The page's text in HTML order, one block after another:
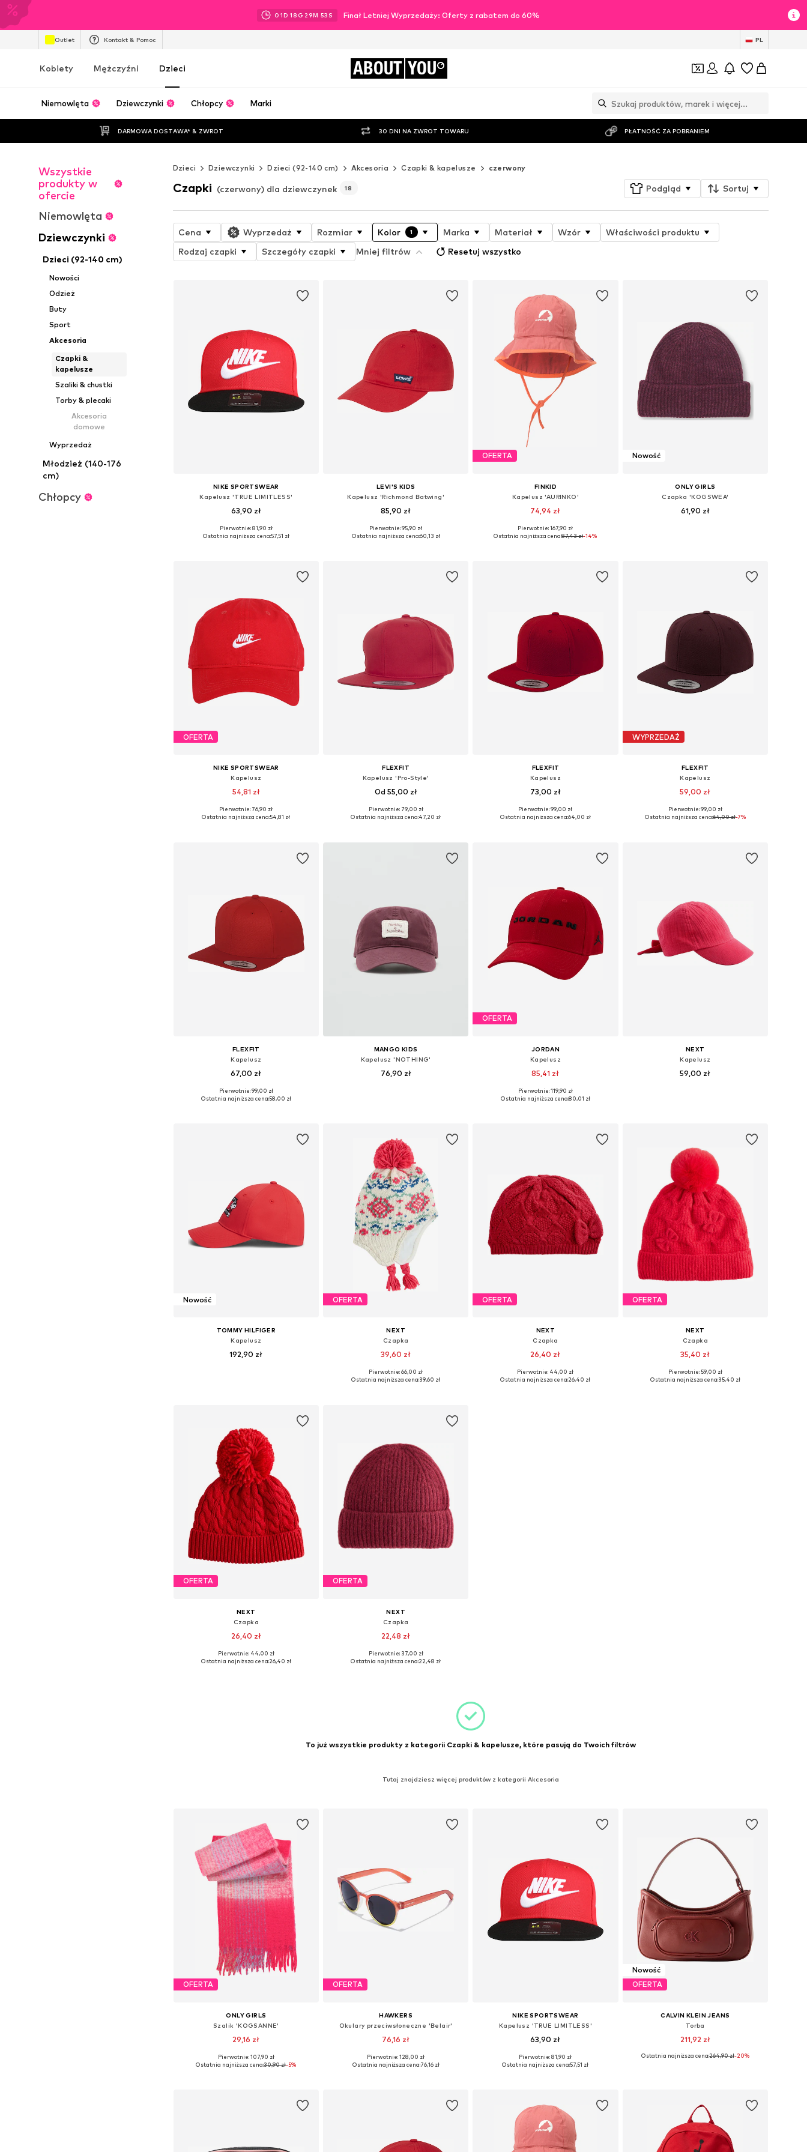
01D 18 G 29M 52 S Finał Letniej Wyprzedaży: Oferty z rabatem do 60%
Outlet Kontakt & Pomoc PL
Kobiety Mężczyźni Dzieci ABOUT YOU
Niemowlęta Dziewczynki Chłopcy Marki
DARMOWA DOSTAWA* & ZWROT 30 DNI NA ZWROT TOWARU PŁATNOŚĆ ZA POBRANIEM
Wszystkie
produkty w
ofercie
Niemowlęta
Dziewczynki
Dzieci (92-140 cm)
Nowości
Odzież
Buty
Sport
Akcesoria
Czapki &
kapelusze
Szaliki & chustki
Torby & plecaki
Akcesoria
domowe
Wyprzedaż
Młodzież (140-176
cm)
Chłopcy
Dzieci Dziewczynki Dzieci (92-140 cm) Akcesoria Czapki & kapelusze czerwony
Czapki (czerwony) dla dziewczynek 18 Podgląd Sortuj
Cena Wyprzedaż Rozmiar Kolor 1 Marka Materiał Wzór
Właściwości produktu
Rodzaj czapki
Szczegóły czapki Mniej filtrów Resetuj wszystko
NIKE SPORTSWEAR
Kapelusz 'TRUE LIMITLESS'
63,90 zł
Dostępne rozmiary: 48-54
Pierwotnie: 81,90 zł
Ostatnia najniższa cena:57,51 zł
LEVI'S KIDS
Kapelusz 'Richmond Batwing'
85,90 zł
Dostępne rozmiary: 48-54
Pierwotnie: 95,90 zł
Ostatnia najniższa cena:60,13 zł
OFERTA
FINKID
Kapelusz 'AURINKO'
74,94 zł
Dostępne rozmiary: 50-52, 52-54
Pierwotnie: 167,90 zł
Ostatnia najniższa cena:87,43 zł-14%
Nowość
ONLY GIRLS
Czapka 'KOGSWEA'
61,90 zł
OFERTA
NIKE SPORTSWEAR
Kapelusz
54,81 zł
Dostępne rozmiary: 48-54
Pierwotnie: 76,90 zł
Ostatnia najniższa cena:54,81 zł
FLEXFIT
Kapelusz 'Pro-Style'
Od 55,00 zł
+1
Dostępne rozmiary: 50-52, 54-56
Pierwotnie: 79,00 zł
Ostatnia najniższa cena:47,20 zł
FLEXFIT
Kapelusz
73,00 zł
+17
Dostępne rozmiary: 48-54
Pierwotnie: 99,00 zł
Ostatnia najniższa cena:64,00 zł
WYPRZEDAŻ
FLEXFIT
Kapelusz
59,00 zł
+17
Dostępne rozmiary: 48-54
Pierwotnie: 99,00 zł
Ostatnia najniższa cena:64,00 zł-7%
FLEXFIT
Kapelusz
67,00 zł
+17
Dostępne rozmiary: 48-54
Pierwotnie: 99,00 zł
Ostatnia najniższa cena:58,00 zł
MANGO KIDS
Kapelusz 'NOTHING'
76,90 zł
OFERTA
JORDAN
Kapelusz
85,41 zł
Dostępne rozmiary: 54-56
Pierwotnie: 119,90 zł
Ostatnia najniższa cena:80,01 zł
NEXT
Kapelusz
59,00 zł
Nowość
TOMMY HILFIGER
Kapelusz
192,90 zł
OFERTA
NEXT
Czapka
39,60 zł
Dostępne rozmiary: 50
Pierwotnie: 66,00 zł
Ostatnia najniższa cena:39,60 zł
OFERTA
NEXT
Czapka
26,40 zł
Dostępne rozmiary: 47
Pierwotnie: 44,00 zł
Ostatnia najniższa cena:26,40 zł
OFERTA
NEXT
Czapka
35,40 zł
Dostępne rozmiary: 50
Pierwotnie: 59,00 zł
Ostatnia najniższa cena:35,40 zł
OFERTA
NEXT
Czapka
26,40 zł
Dostępne rozmiary: 48
Pierwotnie: 44,00 zł
Ostatnia najniższa cena:26,40 zł
OFERTA
NEXT
Czapka
22,48 zł
+1
Dostępne rozmiary: 56
Pierwotnie: 37,00 zł
Ostatnia najniższa cena:22,48 zł
To już wszystkie produkty z kategorii Czapki & kapelusze, które pasują do Twoich filtrów
Tutaj znajdziesz więcej produktów z kategorii Akcesoria
OFERTA
ONLY GIRLS
Szalik 'KOGSANNE'
29,16 zł
Dostępne rozmiary: One Size
Pierwotnie: 107,90 zł
Ostatnia najniższa cena:30,90 zł-5%
OFERTA
HAWKERS
Okulary przeciwsłoneczne 'Belair'
76,16 zł
Dostępne rozmiary: Onesize
Pierwotnie: 128,00 zł
Ostatnia najniższa cena:76,16 zł
NIKE SPORTSWEAR
Kapelusz 'TRUE LIMITLESS'
63,90 zł
Dostępne rozmiary: 48-54
Pierwotnie: 81,90 zł
Ostatnia najniższa cena:57,51 zł
Nowość
OFERTA
CALVIN KLEIN JEANS
Torba
211,92 zł
Dostępne rozmiary: One Size
Ostatnia najniższa cena:264,90 zł-20%